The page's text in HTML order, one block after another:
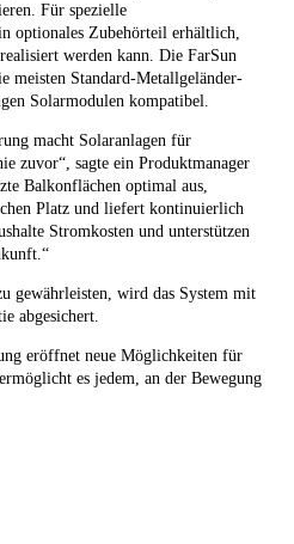
Für spezielle
optionales Zubehörteil erhältlich,
werden kann. Die FarSun
meisten Standard-Metallgeländer-
Solarmodulen kompatibel.
macht Solaranlagen für
zuvor“, sagte ein Produktmanager
Balkonflächen optimal aus,
Platz und liefert kontinuierlich
Stromkosten und unterstützen
gewährleisten, wird das System mit
abgesichert.
eröffnet neue Möglichkeiten für
es jedem, an der Bewegung